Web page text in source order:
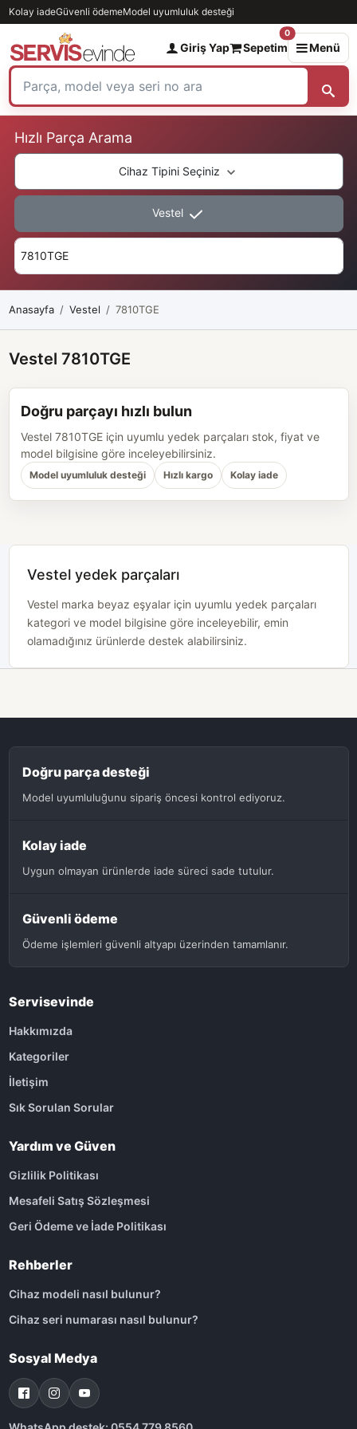
Kolay iadeGüvenli ödemeModel uyumluluk desteği
Giriş Yap Sepetim
0
Menü
Hızlı Parça Arama
Cihaz Tipini Seçiniz
Vestel
Anasayfa Vestel 7810TGE
Vestel 7810TGE
Doğru parçayı hızlı bulun
Vestel 7810TGE için uyumlu yedek parçaları stok, fiyat ve
model bilgisine göre inceleyebilirsiniz.
Model uyumluluk desteği Hızlı kargo Kolay iade
Vestel yedek parçaları
Vestel marka beyaz eşyalar için uyumlu yedek parçaları
kategori ve model bilgisine göre inceleyebilir, emin
olamadığınız ürünlerde destek alabilirsiniz.
Doğru parça desteği
Model uyumluluğunu sipariş öncesi kontrol ediyoruz.
Kolay iade
Uygun olmayan ürünlerde iade süreci sade tutulur.
Güvenli ödeme
Ödeme işlemleri güvenli altyapı üzerinden tamamlanır.
Servisevinde
Hakkımızda
Kategoriler
İletişim
Sık Sorulan Sorular
Yardım ve Güven
Gizlilik Politikası
Mesafeli Satış Sözleşmesi
Geri Ödeme ve İade Politikası
Rehberler
Cihaz modeli nasıl bulunur?
Cihaz seri numarası nasıl bulunur?
Sosyal Medya